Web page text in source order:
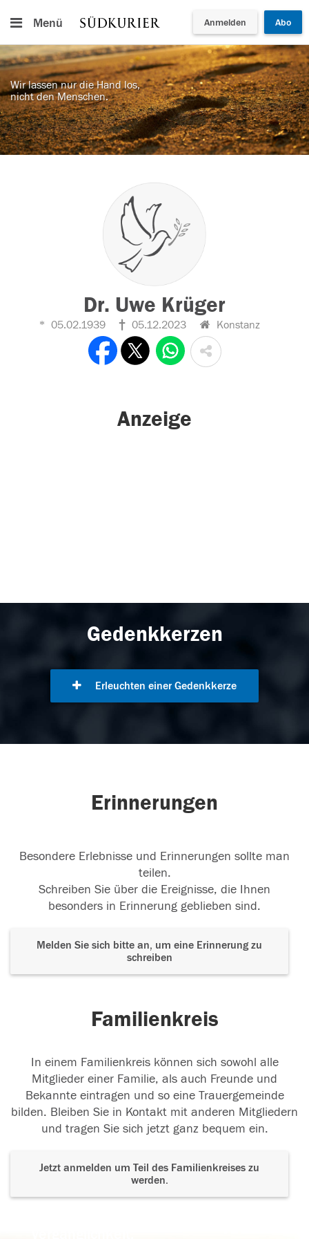
Menü Anmelden Abo
Wir lassen nur die Hand los,
nicht den Menschen.
Dr. Uwe Krüger
05.02.1939 05.12.2023 Konstanz
Anzeige
Gedenkkerzen
Erleuchten einer Gedenkkerze
Erinnerungen
Besondere Erlebnisse und Erinnerungen sollte man
teilen.
Schreiben Sie über die Ereignisse, die Ihnen
besonders in Erinnerung geblieben sind.
Melden Sie sich bitte an, um eine Erinnerung zu
schreiben
Familienkreis
In einem Familienkreis können sich sowohl alle
Mitglieder einer Familie, als auch Freunde und
Bekannte eintragen und so eine Trauergemeinde
bilden. Bleiben Sie in Kontakt mit anderen Mitgliedern
und tragen Sie sich jetzt ganz bequem ein.
Jetzt anmelden um Teil des Familienkreises zu
werden.